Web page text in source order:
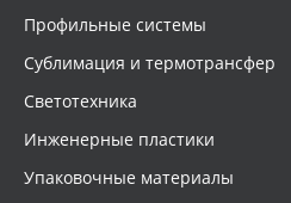
Профильные системы
Сублимация и термотрансфер
Светотехника
Инженерные пластики
Упаковочные материалы